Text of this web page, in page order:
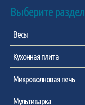
Выберите раздел
Весы
Кухонная плита
Микроволновая печь
Мультиварка